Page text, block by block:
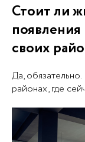
Стоит ли
своих
Да,
районах, где